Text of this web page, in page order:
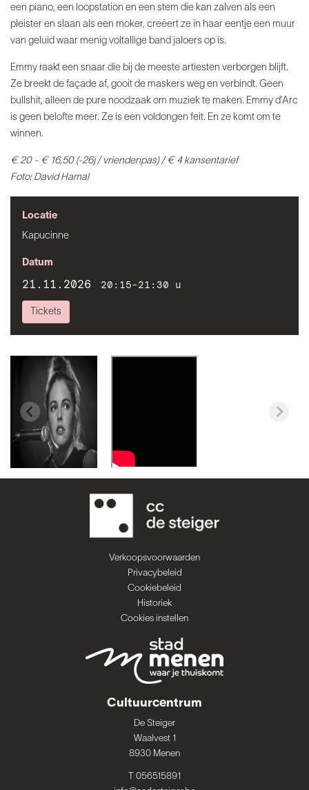
een piano, een loopstation en een stem die kan zalven als een
pleister en slaan als een moker, creëert ze in haar eentje een muur
van geluid waar menig voltallige band jaloers op is.
Emmy raakt een snaar die bij de meeste artiesten verborgen blijft.
Ze breekt de façade af, gooit de maskers weg en verbindt. Geen
bullshit, alleen de pure noodzaak om muziek te maken. Emmy d’Arc
is geen belofte meer. Ze is een voldongen feit. En ze komt om te
winnen.
€ 20 - € 16,50 (-26j / vriendenpas) / € 4 kansentarief
Foto: David Hamal
Locatie
Kapucinne
Datum
21.11.2026 20:15-21:30 u
Tickets
Verkoopsvoorwaarden
Privacybeleid
Cookiebeleid
Historiek
Cookies instellen
Cultuurcentrum
De Steiger
Waalvest 1
8930 Menen
T 056515891